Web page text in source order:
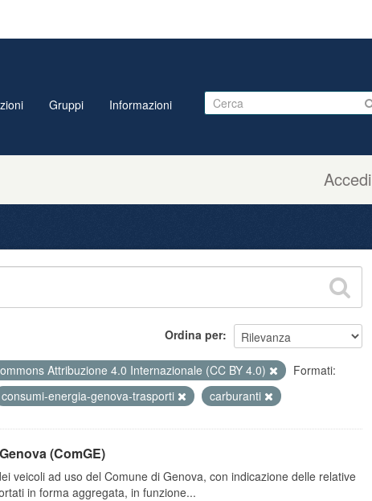
Accedi
Gruppi Informazioni
Ordina per
Attribuzione 4.0 Internazionale (CC BY 4.0)
Formati:
consumi-energia-genova-trasporti carburanti
(ComGE)
veicoli ad uso del Comune di Genova, con indicazione delle relative
in forma aggregata, in funzione...